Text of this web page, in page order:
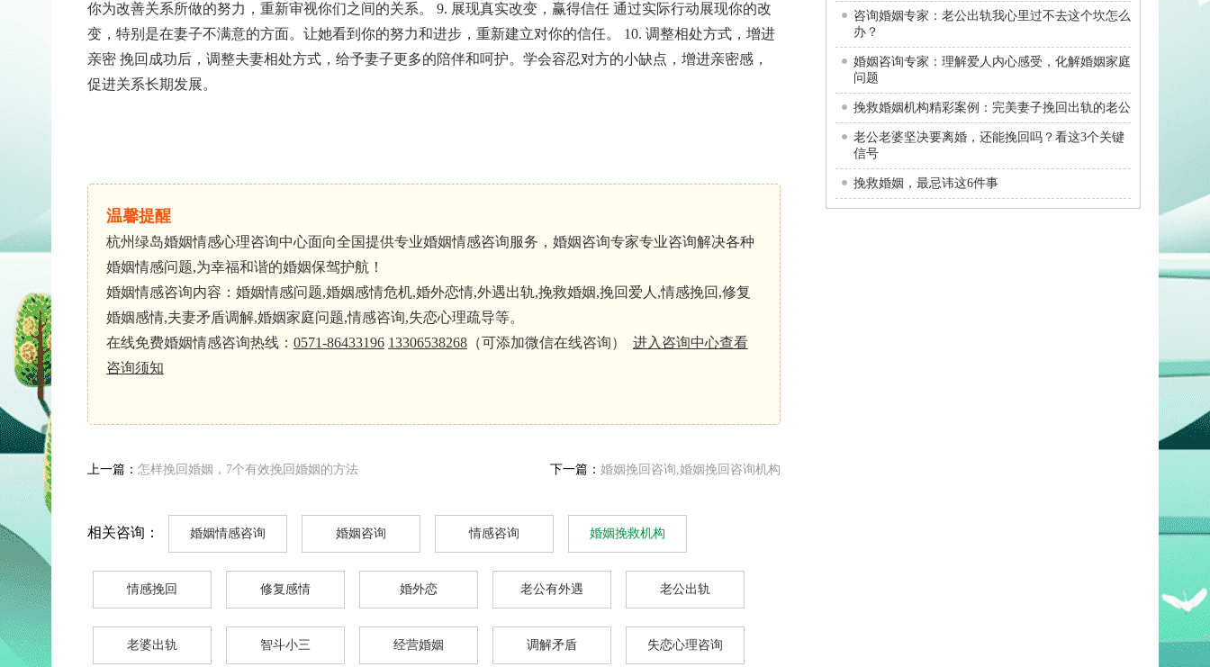
你为改善关系所做的努力，重新审视你们之间的关系。
9. 展现真实改变，赢得信任 通过实际行动展现你的改
变，特别是在妻子不满意的方面。让她看到你的努力和进步，重新建立对你的信任。
10. 调整相处方式，增进
亲密 挽回成功后，调整夫妻相处方式，给予妻子更多的陪伴和呵护。学会容忍对方的小缺点，增进亲密感，
促进关系长期发展。
温馨提醒
杭州绿岛婚姻情感心理咨询中心面向全国提供专业婚姻情感咨询服务，婚姻咨询专家专业咨询解决各种
婚姻情感问题,为幸福和谐的婚姻保驾护航！
婚姻情感咨询内容：婚姻情感问题,婚姻感情危机,婚外恋情,外遇出轨,挽救婚姻,挽回爱人,情感挽回,修复
婚姻感情,夫妻矛盾调解,婚姻家庭问题,情感咨询,失恋心理疏导等。
在线免费婚姻情感咨询热线： 0571-86433196 13306538268 （可添加微信在线咨询） 进入咨询中心查看
咨询须知
上一篇： 怎样挽回婚姻，7个有效挽回婚姻的方法 下一篇： 婚姻挽回咨询,婚姻挽回咨询机构
相关咨询： 婚姻情感咨询 婚姻咨询 情感咨询 婚姻挽救机构
情感挽回 修复感情 婚外恋 老公有外遇 老公出轨
老婆出轨 智斗小三 经营婚姻 调解矛盾 失恋心理咨询
咨询婚姻专家：老公出轨我心里过不去这个坎怎么
办？
婚姻咨询专家：理解爱人内心感受，化解婚姻家庭
问题
挽救婚姻机构精彩案例：完美妻子挽回出轨的老公
老公老婆坚决要离婚，还能挽回吗？看这3个关键
信号
挽救婚姻，最忌讳这6件事